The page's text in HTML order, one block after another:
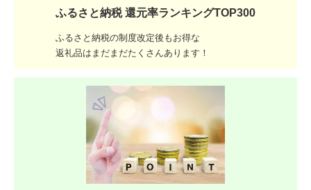
ふるさと納税 還元率ランキングTOP300
ふるさと納税の制度改定後もお得な
返礼品はまだまだたくさんあります！